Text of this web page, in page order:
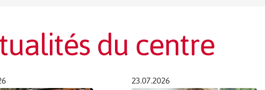
du centre
23.07.2026